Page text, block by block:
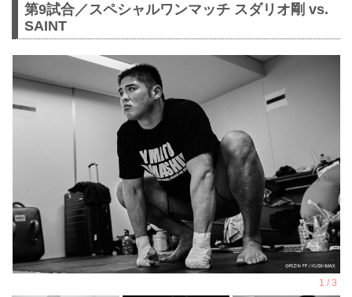
第9試合／スペシャルワンマッチ スダリオ剛 vs.
SAINT